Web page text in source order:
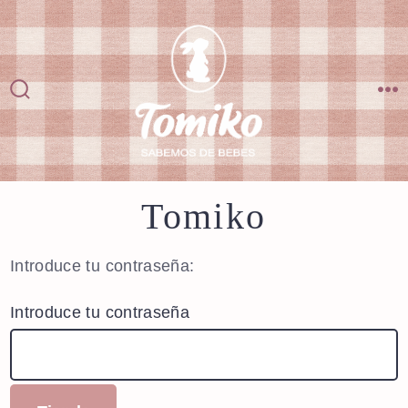
Saltar
al
contenido
Alternar
la
búsqueda
Tomiko
Introduce tu contraseña:
Introduce tu contraseña